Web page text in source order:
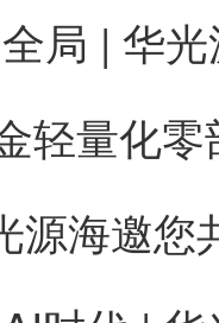
局 | 华